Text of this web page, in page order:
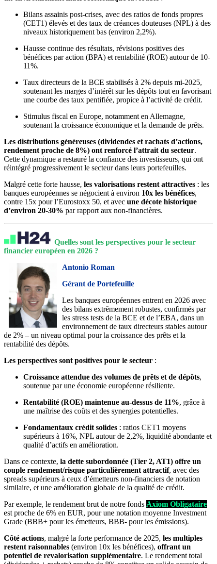
Bilans assainis post-crises, avec des ratios de fonds propres
(CET1) élevés et des taux de créances douteuses (NPL) à des
niveaux historiquement bas (environ 2,2%).
Hausse continue des résultats, révisions positives des
bénéfices par action (BPA) et rentabilité (ROE) autour de 10-
11%.
Taux directeurs de la BCE stabilisés à 2% depuis mi-2025,
soutenant les marges d’intérêt sur les dépôts tout en favorisant
une courbe des taux pentifiée, propice à l’activité de crédit.
Stimulus fiscal en Europe, notamment en Allemagne,
soutenant la croissance économique et la demande de prêts.
Les distributions généreuses (dividendes et rachats d’actions,
rendement proche de 8%) ont renforcé l’attrait du secteur.
Cette dynamique a restauré la confiance des investisseurs, qui ont
réintégré progressivement le secteur dans leurs portefeuilles.
Malgré cette forte hausse, les valorisations restent attractives : les
banques européennes se négocient à environ 10x les bénéfices,
contre 15x pour l’Eurostoxx 50, et avec une décote historique
d’environ 20-30% par rapport aux non-financières.
Quelles sont les perspectives pour le secteur
financier européen en 2026 ?
Antonio Roman
Gérant de Portefeuille
Les banques européennes entrent en 2026 avec
des bilans extrêmement robustes, confirmés par
les stress tests de la BCE et de l’EBA, dans un
environnement de taux directeurs stables autour
de 2% – un niveau optimal pour la croissance des prêts et la
rentabilité des dépôts.
Les perspectives sont positives pour le secteur :
Croissance attendue des volumes de prêts et de dépôts,
soutenue par une économie européenne résiliente.
Rentabilité (ROE) maintenue au-dessus de 11%, grâce à
une maîtrise des coûts et des synergies potentielles.
Fondamentaux crédit solides : ratios CET1 moyens
supérieurs à 16%, NPL autour de 2,2%, liquidité abondante et
qualité d’actifs en amélioration.
Dans ce contexte, la dette subordonnée (Tier 2, AT1) offre un
couple rendement/risque particulièrement attractif, avec des
spreads supérieurs à ceux d’émetteurs non-financiers de notation
similaire, et une amélioration globale de la qualité de crédit.
Par exemple, le rendement brut de notre fonds Axiom Obligataire
est proche de 6% en EUR, pour une notation moyenne Investment
Grade (BBB+ pour les émetteurs, BBB- pour les émissions).
Côté actions, malgré la forte performance de 2025, les multiples
restent raisonnables (environ 10x les bénéfices), offrant un
potentiel de revalorisation supplémentaire. Le rendement total